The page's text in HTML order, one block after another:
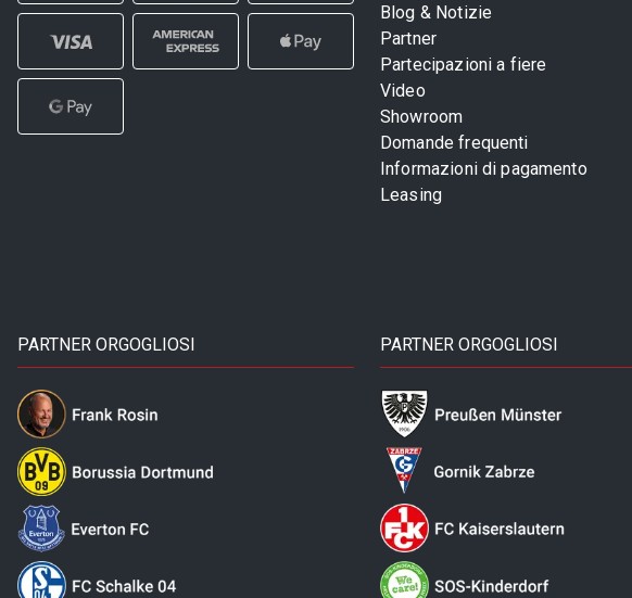
Blog & Notizie
Partner
Partecipazioni a fiere
Video
Showroom
Domande frequenti
Informazioni di pagamento
Leasing
PARTNER ORGOGLIOSI PARTNER ORGOGLIOSI